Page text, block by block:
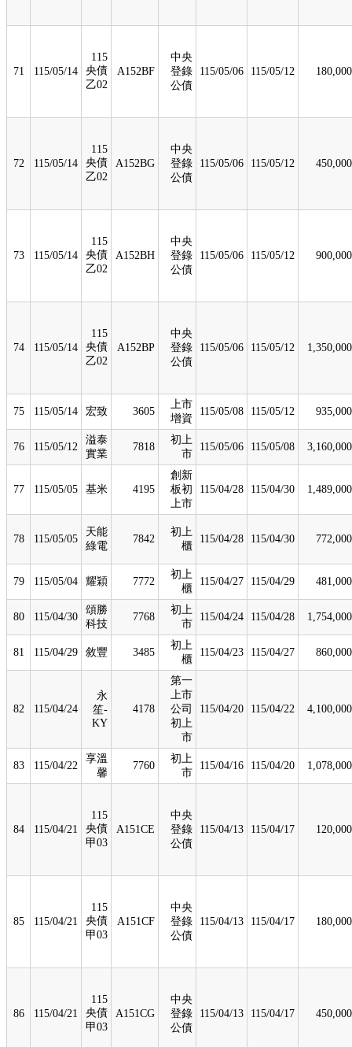
71 115/05/14
115
央債
乙02
A152BF
中央
登錄
公債
115/05/06 115/05/12 180,000
72 115/05/14
115
央債
乙02
A152BG
中央
登錄
公債
115/05/06 115/05/12 450,000
73 115/05/14
115
央債
乙02
A152BH
中央
登錄
公債
115/05/06 115/05/12 900,000
74 115/05/14
115
央債
乙02
A152BP
中央
登錄
公債
115/05/06 115/05/12 1,350,000
75 115/05/14 宏致 3605
上市
增資
115/05/08 115/05/12 935,000
76 115/05/12
溢泰
實業
7818
初上
市
115/05/06 115/05/08 3,160,000
77 115/05/05 基米 4195
創新
板初
上市
115/04/28 115/04/30 1,489,000
78 115/05/05
天能
綠電
7842
初上
櫃
115/04/28 115/04/30 772,000
79 115/05/04 耀穎 7772
初上
櫃
115/04/27 115/04/29 481,000
80 115/04/30
頌勝
科技
7768
初上
市
115/04/24 115/04/28 1,754,000
81 115/04/29 敘豐 3485
初上
櫃
115/04/23 115/04/27 860,000
82 115/04/24
永
笙-
KY
4178
第一
上市
公司
初上
市
115/04/20 115/04/22 4,100,000
83 115/04/22
享溫
馨
7760
初上
市
115/04/16 115/04/20 1,078,000
84 115/04/21
115
央債
甲03
A151CE
中央
登錄
公債
115/04/13 115/04/17 120,000
85 115/04/21
115
央債
甲03
A151CF
中央
登錄
公債
115/04/13 115/04/17 180,000
86 115/04/21
115
央債
甲03
A151CG
中央
登錄
公債
115/04/13 115/04/17 450,000